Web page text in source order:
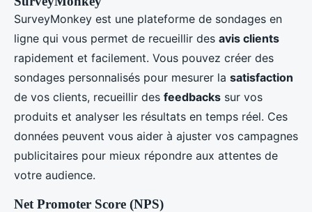
SurveyMonkey est une plateforme de sondages en
ligne qui vous permet de recueillir des avis clients
rapidement et facilement. Vous pouvez créer des
sondages personnalisés pour mesurer la satisfaction
de vos clients, recueillir des feedbacks sur vos
produits et analyser les résultats en temps réel. Ces
données peuvent vous aider à ajuster vos campagnes
publicitaires pour mieux répondre aux attentes de
votre audience.
Net Promoter Score (NPS)